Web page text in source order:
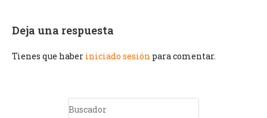
Deja una respuesta
Tienes que haber iniciado sesión para comentar.